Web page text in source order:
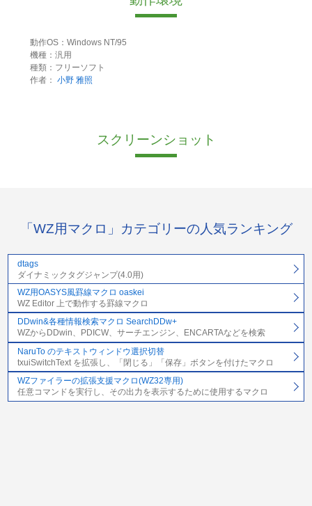
動作OS：Windows NT/95
機種：汎用
種類：フリーソフト
作者： 小野 雅照
スクリーンショット
「WZ用マクロ」カテゴリーの人気ランキング
dtags
ダイナミックタグジャンプ(4.0用)
WZ用OASYS風罫線マクロ oaskei
WZ Editor 上で動作する罫線マクロ
DDwin&各種情報検索マクロ SearchDDw+
WZからDDwin、PDICW、サーチエンジン、ENCARTAなどを検索
NaruTo のテキストウィンドウ選択切替
txuiSwitchText を拡張し、「閉じる」「保存」ボタンを付けたマクロ
WZファイラーの拡張支援マクロ(WZ32専用)
任意コマンドを実行し、その出力を表示するために使用するマクロ